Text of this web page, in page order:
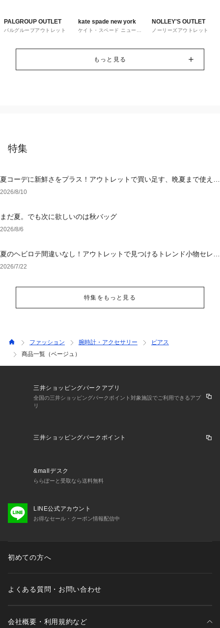
PALGROUP OUTLET
パルグループアウトレット
kate spade new york
ケイト・スペード ニューヨ
NOLLEY'S OUTLET
ノーリーズアウトレット
もっと見る
特集
夏コーデに新鮮さをプラス！アウトレットで買い足す、晩夏まで使える
アイテム
2026/8/10
まだ夏。でも次に欲しいのは秋バッグ
2026/8/6
夏のヘビロテ間違いなし！アウトレットで見つけるトレンド小物セレク
ション
2026/7/22
特集をもっと見る
ファッション 腕時計・アクセサリー
ピアス
商品一覧（ベージュ）
三井ショッピングパークアプリ
全国の三井ショッピングパークポイント対象施設でご利用できるアプ
リ
三井ショッピングパークポイント
&mallデスク
ららぽーと受取なら送料無料
LINE公式アカウント
お得なセール・クーポン情報配信中
初めての方へ
よくある質問・お問い合わせ
会社概要・利用規約など